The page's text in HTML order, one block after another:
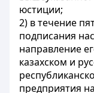
юстиции;
2) в течение
подписания
направление
казахском и
предприятия